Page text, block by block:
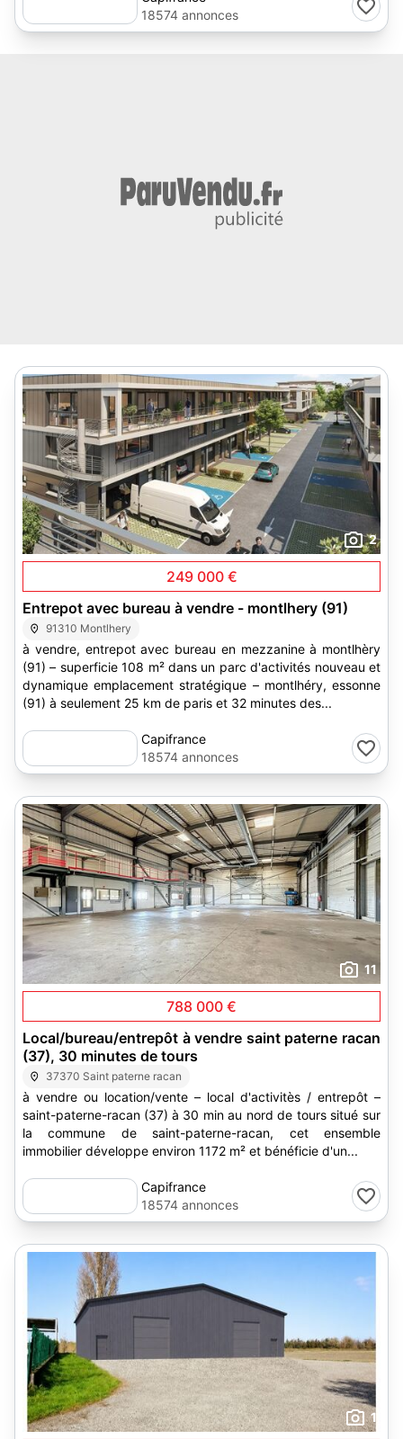
18574 annonces
2
249 000 €
Entrepot avec bureau à vendre - montlhery (91)
91310 Montlhery
à vendre, entrepot avec bureau en mezzanine à montlhèry
(91) – superficie 108 m² dans un parc d'activités nouveau et
dynamique emplacement stratégique – montlhéry, essonne
(91) à seulement 25 km de paris et 32 minutes des...
Capifrance
18574 annonces
11
788 000 €
Local/bureau/entrepôt à vendre saint paterne racan
(37), 30 minutes de tours
37370 Saint paterne racan
à vendre ou location/vente – local d'activitès / entrepôt –
saint-paterne-racan (37) à 30 min au nord de tours situé sur
la commune de saint-paterne-racan, cet ensemble
immobilier développe environ 1172 m² et bénéficie d'un...
Capifrance
18574 annonces
1